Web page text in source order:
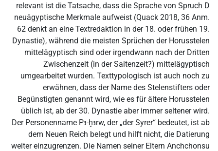
relevant ist die Tatsache, dass die Sprache von Spruch D
neuägyptische Merkmale aufweist (Quack 2018, 36 Anm.
62 denkt an eine Textredaktion in der 18. oder frühen 19.
Dynastie), während die meisten Sprüchen der Horusstelen
mittelägyptisch sind oder irgendwann nach der Dritten
Zwischenzeit (in der Saitenzeit?) mittelägyptisch
umgearbeitet wurden. Texttypologisch ist auch noch zu
erwähnen, dass der Name des Stelenstifters oder
Begünstigten genannt wird, wie es für ältere Horusstelen
üblich ist, ab der 30. Dynastie aber immer seltener wird.
Der Personenname Pꜣ-ḫꜣrw, der „der Syrer“ bedeutet, ist ab
dem Neuen Reich belegt und hilft nicht, die Datierung
weiter einzugrenzen. Die Namen seiner Eltern Anchchonsu